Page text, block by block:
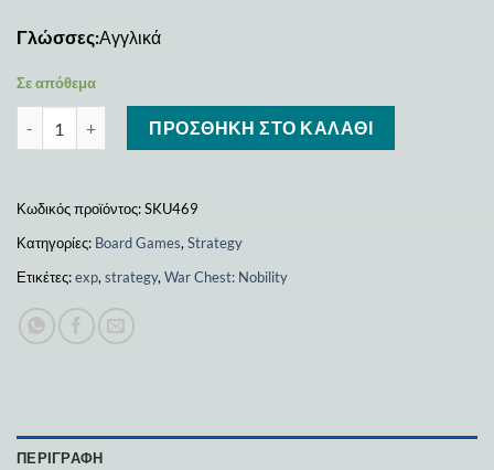
Γλώσσες:Αγγλικά
Σε απόθεμα
War Chest: Nobility ποσότηταΠΡΟΣΘΉΚΗ ΣΤΟ ΚΑΛΆΘΙ
Κωδικός προϊόντος:SKU469
Κατηγορίες: Board Games, Strategy
Ετικέτες:exp, strategy, War Chest: Nobility
ΠΕΡΙΓΡΑΦΉ